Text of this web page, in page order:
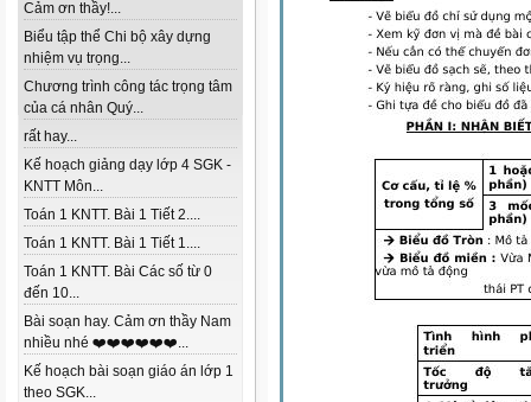
Cảm ơn thầy!...
Biểu tập thể Chi bộ xây dựng
nhiệm vụ trọng...
Chương trình công tác trọng tâm
của cá nhân Quý...
rất hay...
Kế hoạch giảng dạy lớp 4 SGK -
KNTT Môn...
Toán 1 KNTT. Bài 1 Tiết 2....
Toán 1 KNTT. Bài 1 Tiết 1....
Toán 1 KNTT. Bài Các số từ 0
đến 10...
Bài soạn hay. Cảm ơn thầy Nam
nhiều nhé ❤️❤️❤️❤️❤️❤️...
Kế hoạch bài soạn giáo án lớp 1
theo SGK...